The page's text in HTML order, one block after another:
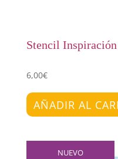
Stencil
6,00€
AÑADIR AL
NUEVO